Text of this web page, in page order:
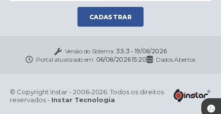
CADASTRAR
Versão do Sistema: 3.5.3 - 19/06/2026
Portal atualizado em: 06/08/2026 15:20 Dados Abertos
© Copyright Instar - 2006-2026. Todos os direitos
reservados - Instar Tecnologia